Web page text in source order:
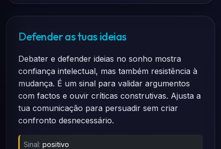
Defender as tuas ideias
Debater e defender ideias no sonho mostra
confiança intelectual, mas também resistência à
mudança. É um sinal para validar argumentos
com factos e ouvir críticas construtivas. Ajusta a
tua comunicação para persuadir sem criar
confronto desnecessário.
Sinal: positivo